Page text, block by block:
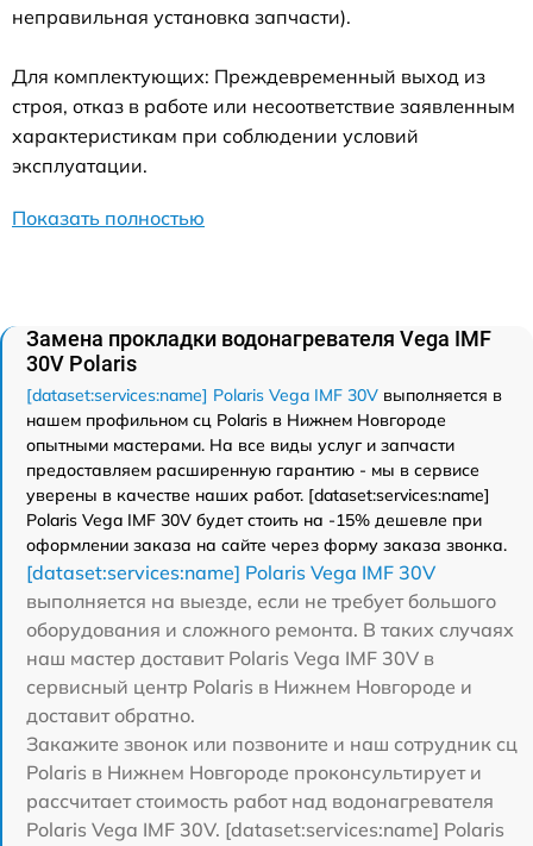
неправильная установка запчасти).
Для комплектующих: Преждевременный выход из
строя, отказ в работе или несоответствие заявленным
характеристикам при соблюдении условий
эксплуатации.
Показать полностью
Замена прокладки водонагревателя Vega IMF
30V Polaris
[dataset:services:name] Polaris Vega IMF 30V выполняется в
нашем профильном сц Polaris в Нижнем Новгороде
опытными мастерами. На все виды услуг и запчасти
предоставляем расширенную гарантию - мы в сервисе
уверены в качестве наших работ. [dataset:services:name]
Polaris Vega IMF 30V будет стоить на -15% дешевле при
оформлении заказа на сайте через форму заказа звонка.
[dataset:services:name] Polaris Vega IMF 30V
выполняется на выезде, если не требует большого
оборудования и сложного ремонта. В таких случаях
наш мастер доставит Polaris Vega IMF 30V в
сервисный центр Polaris в Нижнем Новгороде и
доставит обратно.
Закажите звонок или позвоните и наш сотрудник сц
Polaris в Нижнем Новгороде проконсультирует и
рассчитает стоимость работ над водонагревателя
Polaris Vega IMF 30V. [dataset:services:name] Polaris